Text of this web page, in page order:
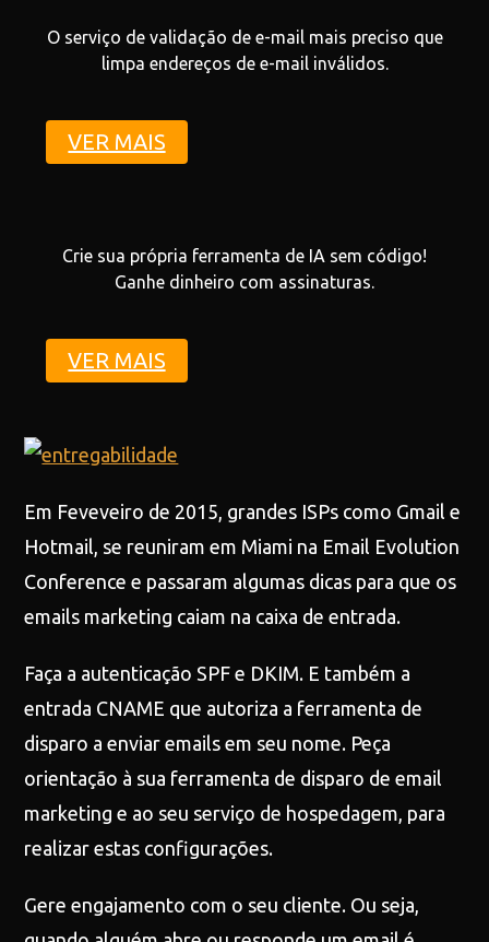
O serviço de validação de e-mail mais preciso que
limpa endereços de e-mail inválidos.
VER MAIS
Crie sua própria ferramenta de IA sem código!
Ganhe dinheiro com assinaturas.
VER MAIS
Em Feveveiro de 2015, grandes ISPs como Gmail e
Hotmail, se reuniram em Miami na Email Evolution
Conference e passaram algumas dicas para que os
emails marketing caiam na caixa de entrada.
Faça a autenticação SPF e DKIM. E também a
entrada CNAME que autoriza a ferramenta de
disparo a enviar emails em seu nome. Peça
orientação à sua ferramenta de disparo de email
marketing e ao seu serviço de hospedagem, para
realizar estas configurações.
Gere engajamento com o seu cliente. Ou seja,